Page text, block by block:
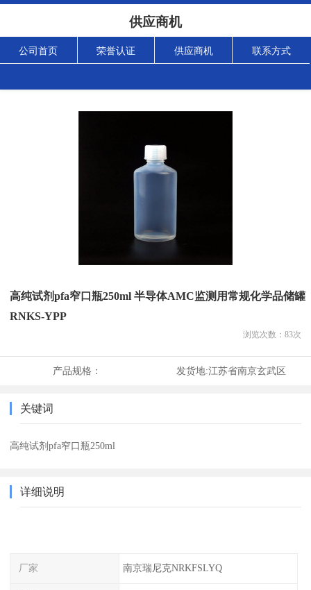
供应商机
公司首页 荣誉认证 供应商机 联系方式
高纯试剂pfa窄口瓶250ml 半导体AMC监测用常规化学品储罐
RNKS-YPP
浏览次数： 83次
产品规格： 发货地:江苏省南京玄武区
关键词
高纯试剂pfa窄口瓶250ml
详细说明
厂家 南京瑞尼克NRKFSLYQ